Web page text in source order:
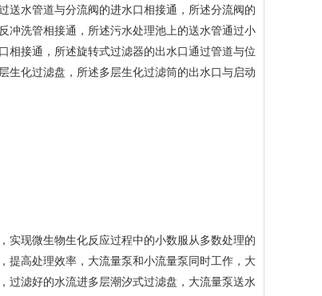
送水管道与分流阀的进水口相接通，所述分流阀的
冲洗管相接通，所述污水处理池上的送水管通过小
相接通，所述旋转式过滤器的出水口通过管道与位
生化过滤盘，所述多层生化过滤筒的出水口与启动
现微生物生化反应过程中的小数服从多数处理的
提高处理效率，大流量泵和小流量泵同时工作，大
过滤好的水流进多层潮汐式过滤盘，大流量泵送水